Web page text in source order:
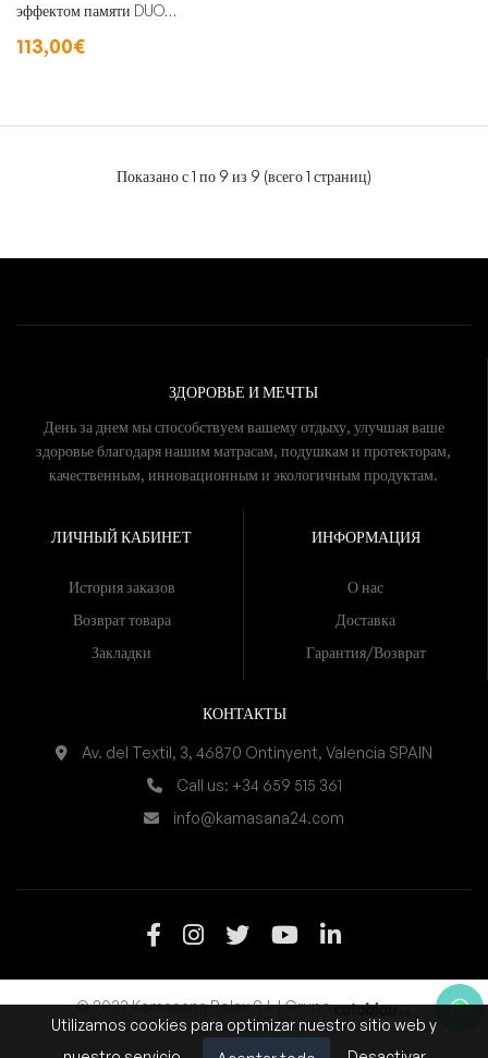
эффектом памяти DUO
113,00€
Показано с 1 по 9 из 9 (всего 1 страниц)
ЗДОРОВЬЕ И МЕЧТЫ
День за днем мы способствуем вашему отдыху, улучшая ваше
здоровье благодаря нашим матрасам, подушкам и протекторам,
качественным, инновационным и экологичным продуктам.
ЛИЧНЫЙ КАБИНЕТ
История заказов
Возврат товара
Закладки
ИНФОРМАЦИЯ
О нас
Доставка
Гарантия/Возврат
КОНТАКТЫ
Av. del Textil, 3, 46870 Ontinyent, Valencia SPAIN
Call us: +34 659 515 361
info@kamasana24.com
© 2022 Kamasana Relax S.L | Grupo
Utilizamos cookies para optimizar nuestro sitio web y